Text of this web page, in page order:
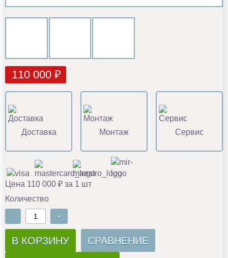
110 000 ₽
Доставка Монтаж Сервис
Цена 110 000 ₽ за 1 шт
Количество
- +
В КОРЗИНУ СРАВНЕНИЕ